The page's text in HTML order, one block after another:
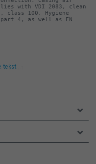
with VDI 2083, clean
class 100. Hygiene
part 4, as well as EN
tekst